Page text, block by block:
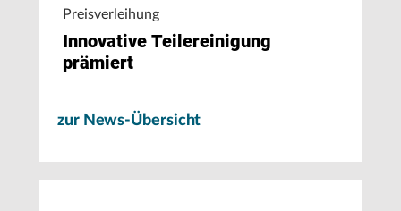
Preisverleihung
Innovative Teilereinigung
prämiert
zur News-Übersicht